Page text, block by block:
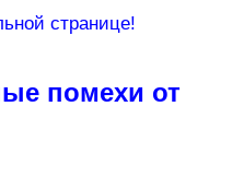
странице!
помехи от